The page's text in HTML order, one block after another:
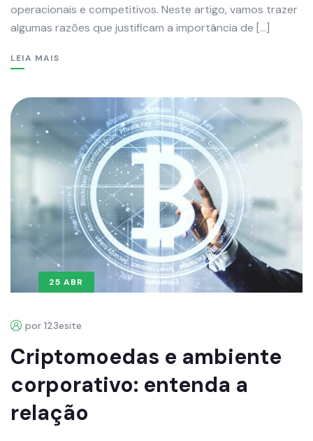
operacionais e competitivos. Neste artigo, vamos trazer
algumas razões que justificam a importância de […]
LEIA MAIS
25 ABR
por 123esite
Criptomoedas e ambiente
corporativo: entenda a
relação